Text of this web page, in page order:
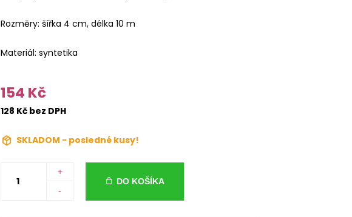
Rozměry: šířka 4 cm, délka 10 m
Materiál: syntetika
154 Kč
128 Kč bez DPH
SKLADOM - posledné kusy!
+
-
DO KOŠÍKA